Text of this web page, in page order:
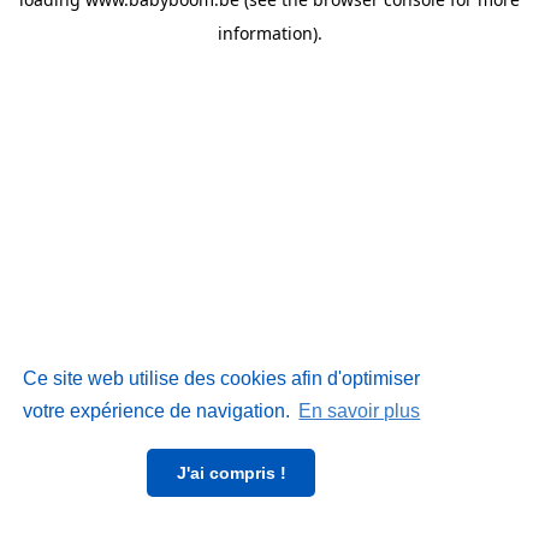
Ce site web utilise des cookies afin d'optimiser
votre expérience de navigation. En savoir plus
J'ai compris !
information).